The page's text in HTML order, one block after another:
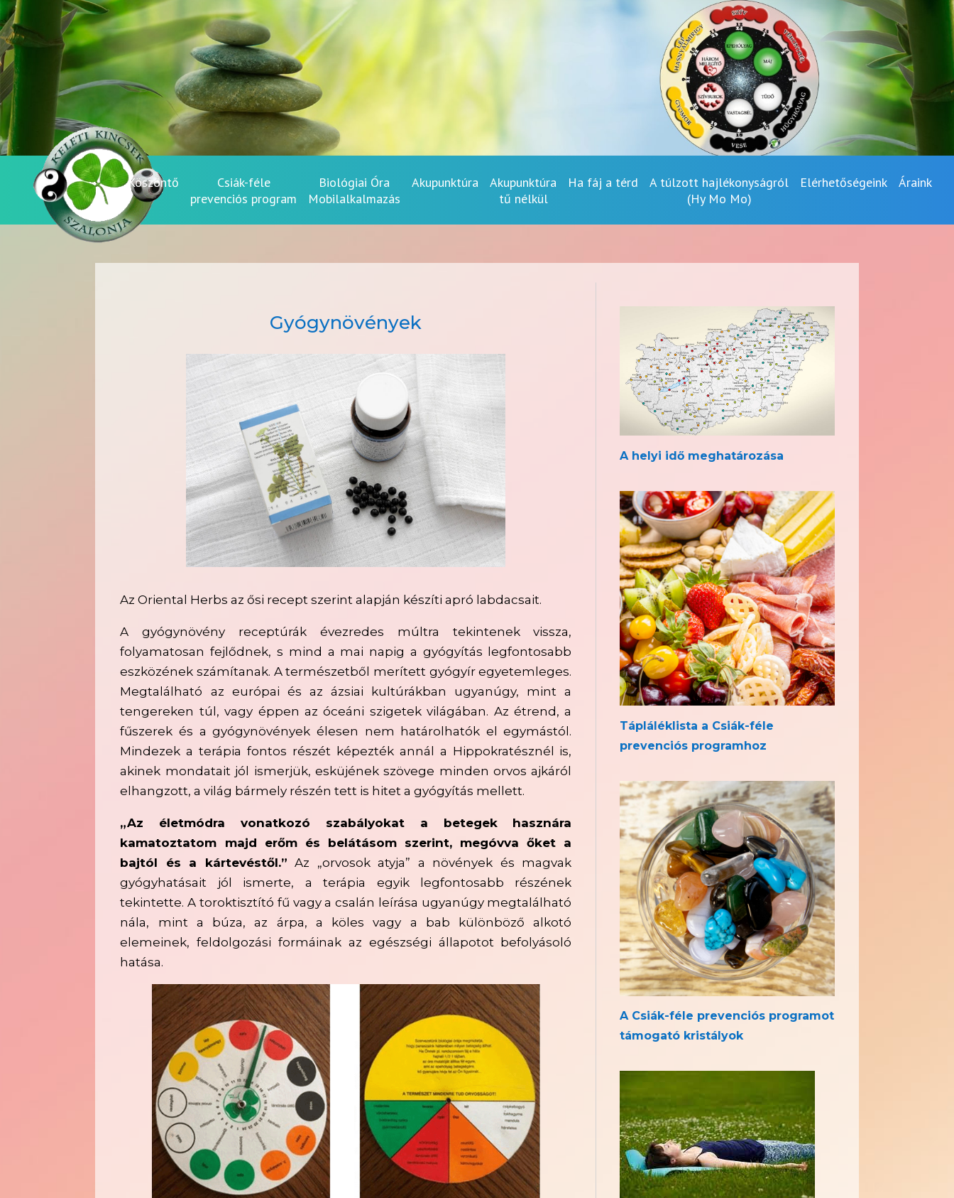
Köszöntő
Csiák-féle
prevenciós program
Biológiai Óra
Mobilalkalmazás
Akupunktúra
Akupunktúra
tű nélkül
Ha fáj a térd
A túlzott hajlékonyságról
(Hy Mo Mo)
Elérhetőségeink Áraink
Gyógynövények
Az Oriental Herbs az ősi recept szerint alapján készíti apró labdacsait.
A gyógynövény receptúrák évezredes múltra tekintenek vissza,
folyamatosan fejlődnek, s mind a mai napig a gyógyítás legfontosabb
eszközének számítanak. A természetből merített gyógyír egyetemleges.
Megtalálható az európai és az ázsiai kultúrákban ugyanúgy, mint a
tengereken túl, vagy éppen az óceáni szigetek világában. Az étrend, a
fűszerek és a gyógynövények élesen nem határolhatók el egymástól.
Mindezek a terápia fontos részét képezték annál a Hippokratésznél is,
akinek mondatait jól ismerjük, esküjének szövege minden orvos ajkáról
elhangzott, a világ bármely részén tett is hitet a gyógyítás mellett.
„Az életmódra vonatkozó szabályokat a betegek hasznára
kamatoztatom majd erőm és belátásom szerint, megóvva őket a
bajtól és a kártevéstől.” Az „orvosok atyja” a növények és magvak
gyógyhatásait jól ismerte, a terápia egyik legfontosabb részének
tekintette. A toroktisztító fű vagy a csalán leírása ugyanúgy megtalálható
nála, mint a búza, az árpa, a köles vagy a bab különböző alkotó
elemeinek, feldolgozási formáinak az egészségi állapotot befolyásoló
hatása.
A helyi idő meghatározása
Tápláléklista a Csiák-féle
prevenciós programhoz
A Csiák-féle prevenciós programot
támogató kristályok